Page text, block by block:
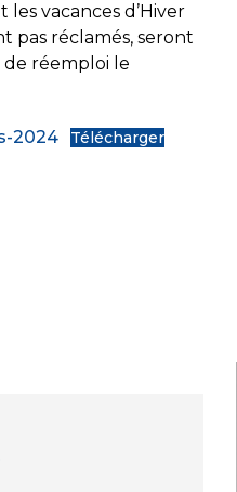
vacances d’Hiver
pas réclamés, seront
de réemploi le
2024 Télécharger